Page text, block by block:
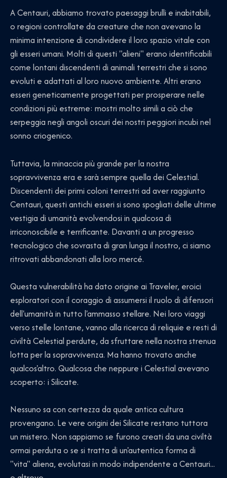
A Centauri, abbiamo trovato paesaggi brulli e inabitabili,
o regioni controllate da creature che non avevano la
minima intenzione di condividere il loro spazio vitale con
gli esseri umani. Molti di questi "alieni" erano identificabili
come lontani discendenti di animali terrestri che si sono
evoluti e adattati al loro nuovo ambiente. Altri erano
esseri geneticamente progettati per prosperare nelle
condizioni più estreme: mostri molto simili a ciò che
serpeggia negli angoli oscuri dei nostri peggiori incubi nel
sonno criogenico.
Tuttavia, la minaccia più grande per la nostra
sopravvivenza era e sarà sempre quella dei Celestial.
Discendenti dei primi coloni terrestri ad aver raggiunto
Centauri, questi antichi esseri si sono spogliati delle ultime
vestigia di umanità evolvendosi in qualcosa di
irriconoscibile e terrificante. Davanti a un progresso
tecnologico che sovrasta di gran lunga il nostro, ci siamo
ritrovati abbandonati alla loro mercé.
Questa vulnerabilità ha dato origine ai Traveler, eroici
esploratori con il coraggio di assumersi il ruolo di difensori
dell'umanità in tutto l'ammasso stellare. Nei loro viaggi
verso stelle lontane, vanno alla ricerca di reliquie e resti di
civiltà Celestial perdute, da sfruttare nella nostra strenua
lotta per la sopravvivenza. Ma hanno trovato anche
qualcos'altro. Qualcosa che neppure i Celestial avevano
scoperto: i Silicate.
Nessuno sa con certezza da quale antica cultura
provengano. Le vere origini dei Silicate restano tuttora
un mistero. Non sappiamo se furono creati da una civiltà
ormai perduta o se si tratta di un'autentica forma di
"vita" aliena, evolutasi in modo indipendente a Centauri...